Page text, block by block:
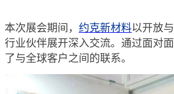
本次展会期间， 约克新材料以开放
行业伙伴展开深入交流。通过面对
了与全球客户之间的联系。